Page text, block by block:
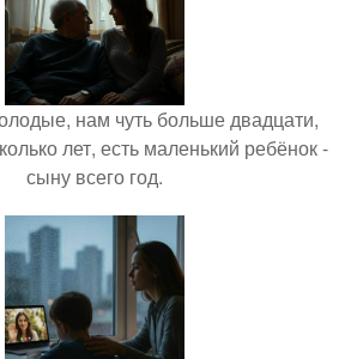
нам чуть больше двадцати,
лет, есть маленький ребёнок -
сыну всего год.